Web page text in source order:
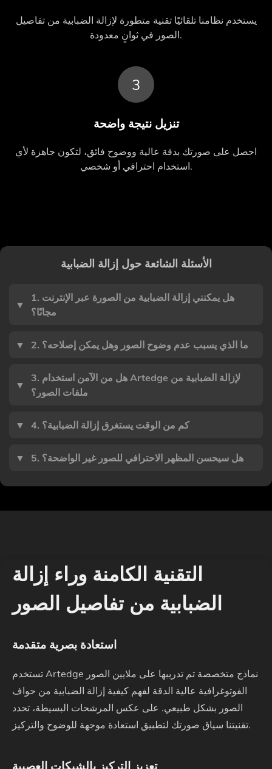
يستخدم نظامنا تلقائيًا تقنية متطورة لإزالة الضبابية من تفاصيل
الصور في ثوانٍ معدودة.
3
تنزيل نتيجة واضحة
احصل على صورتك بدقة عالية ووضوح فائق، لتكون جاهزة لأي
استخدام احترافي أو شخصي.
الأسئلة الشائعة حول إزالة الضبابية
▼
1. هل يمكنني إزالة الضبابية من الصورة عبر الإنترنت
مجانًا؟
▼ 2. ما الذي يسبب عدم وضوح الصور وهل يمكن إصلاحه؟
▼
3. هل من الآمن استخدام Artedge لإزالة الضبابية من
ملفات الصور؟
▼ 4. كم من الوقت يستغرق إزالة الضبابية؟
▼ 5. هل سيحسن المظهر الاحترافي للصور غير الواضحة؟
التقنية الكامنة وراء إزالة
الضبابية من تفاصيل الصور
استعادة بصرية متقدمة
تستخدم Artedge نماذج متخصصة تم تدريبها على ملايين الصور
الفوتوغرافية عالية الدقة لفهم كيفية إزالة الضبابية من حواف
الصور بشكل طبيعي. على عكس المرشحات البسيطة، تحدد
تقنيتنا سياق صورتك لتطبيق استعادة موجهة للوضوح والتركيز.
تعزيز التركيز بالشبكات العصبية